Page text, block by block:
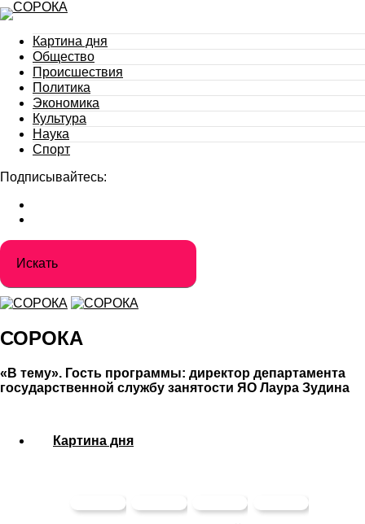
Картина дня
Общество
Происшествия
Политика
Экономика
Культура
Наука
Спорт
Подписывайтесь:
СОРОКА
«В тему». Гость программы: директор департамента
государственной службу занятости ЯО Лаура Зудина
Картина дня